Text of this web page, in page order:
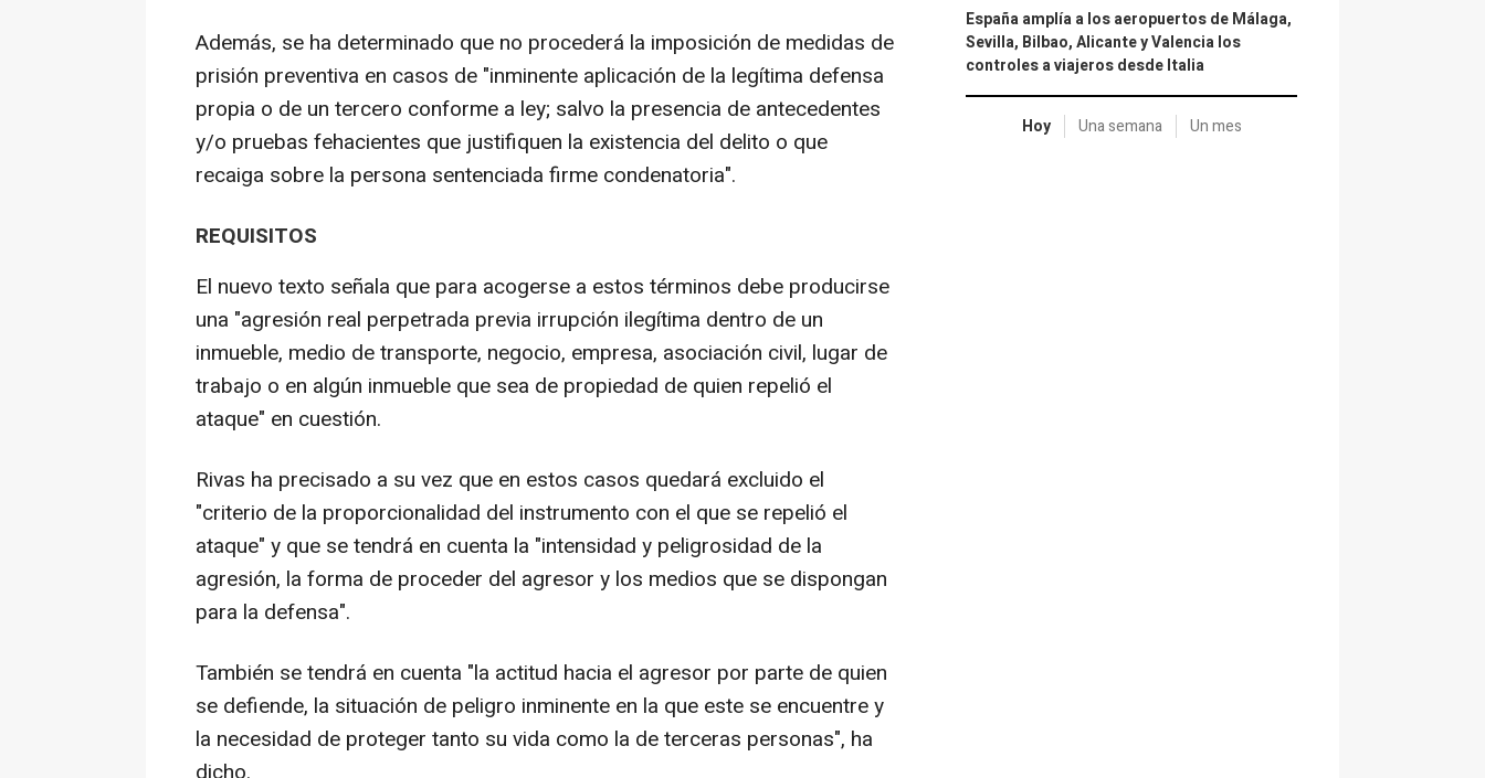
Además, se ha determinado que no procederá la imposición de medidas de
prisión preventiva en casos de "inminente aplicación de la legítima defensa
propia o de un tercero conforme a ley; salvo la presencia de antecedentes
y/o pruebas fehacientes que justifiquen la existencia del delito o que
recaiga sobre la persona sentenciada firme condenatoria".
REQUISITOS
El nuevo texto señala que para acogerse a estos términos debe producirse
una "agresión real perpetrada previa irrupción ilegítima dentro de un
inmueble, medio de transporte, negocio, empresa, asociación civil, lugar de
trabajo o en algún inmueble que sea de propiedad de quien repelió el
ataque" en cuestión.
Rivas ha precisado a su vez que en estos casos quedará excluido el
"criterio de la proporcionalidad del instrumento con el que se repelió el
ataque" y que se tendrá en cuenta la "intensidad y peligrosidad de la
agresión, la forma de proceder del agresor y los medios que se dispongan
para la defensa".
También se tendrá en cuenta "la actitud hacia el agresor por parte de quien
se defiende, la situación de peligro inminente en la que este se encuentre y
la necesidad de proteger tanto su vida como la de terceras personas", ha
España amplía a los aeropuertos de Málaga,
Sevilla, Bilbao, Alicante y Valencia los
controles a viajeros desde Italia
Hoy Una semana Un mes